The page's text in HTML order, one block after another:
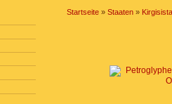
Startseite » Staaten »